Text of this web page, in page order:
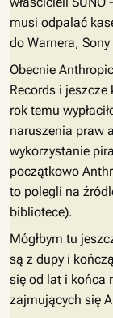
musi odpalać
do Warnera,
Obecnie
Records i
rok temu
naruszenia praw
wykorzystanie
początkowo
to polegli na
bibliotece).
Mógłbym tu
są z dupy i
się od lat i końca
zajmujących się